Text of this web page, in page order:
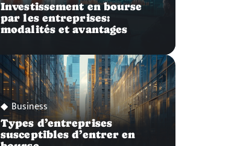
Investissement en bourse
par les entreprises:
modalités et avantages
Business
Types d’entreprises
susceptibles d’entrer en